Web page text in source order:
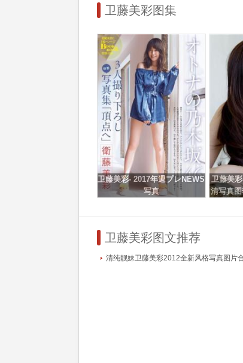
卫藤美彩图集
卫藤美彩- 2017年週プレNEWS
写真
卫藤美
清写真
卫藤美彩图文推荐
清纯靓妹卫藤美彩2012全新风格写真图片